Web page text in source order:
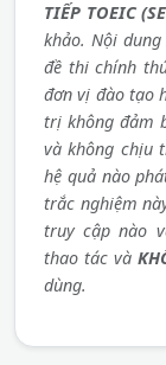
TIẾP TOEIC
khảo. Nội dung
đề thi chính
đơn vị đào tạo
trị không đảm
và không chịu
hệ quả nào
trắc nghiệm
truy cập nào
thao tác và
dùng.